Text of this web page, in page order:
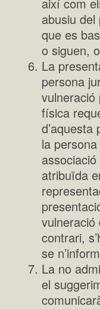
abusiu del
que es
o siguen,
La
persona
física
la
atribuïda
contrari,
se
La no
el